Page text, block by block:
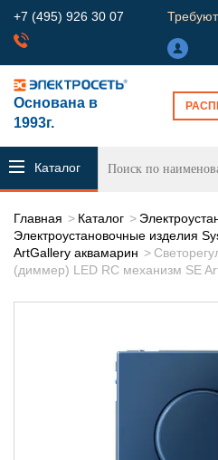
+7 (495) 926 30 07
Основана в
1993г.
Каталог
Главная Каталог
Электроустановочные изделия
ArtGallery аквамарин
(диммер) LED RC механизм SE